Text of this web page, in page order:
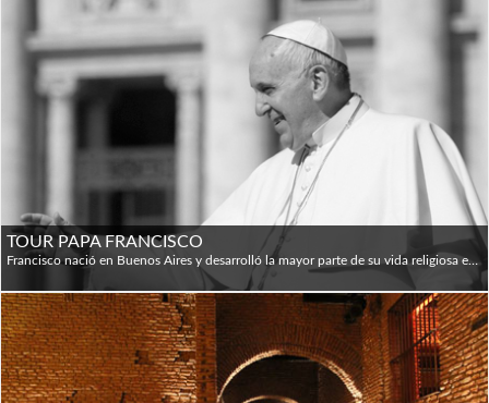
TOUR PAPA FRANCISCO
Francisco nació en Buenos Aires y desarrolló la mayor parte de su vida religiosa en dicha ciudad. Visitaremos: • Av. 9 de Julio - Independencia. Av. La Plata, antiguo Estadio de San Lorenzo (Carrefour) • Casa Natal - Barrio Flores Primera novia, Amalia Damonte. Plazoleta Herminia Brumana • Colegio de la Misericordia - Capilla Av. Directorio 2100 y Bonorino. Jardín de infantes, Primera Comunión y Misa dominical con su familia. • Basílica San José de Flores Donde tuvo su "revelación" y definió su vocación a los 17 años. Imágenes de San Pedro. San José, Virgen de Luján. • Centro de Buenos Aires - Av. 9 de Julio - Obelisco - Teatro Colón - Diagonal Norte - Plaza Mayo - Casa Rosada - Catedral - Arzobispado de Buenos Aires -Residencia Cardenal Bergoglio. Metro Línea A -Estación Perú con destino Estación Piedras. Regreso Hotel.